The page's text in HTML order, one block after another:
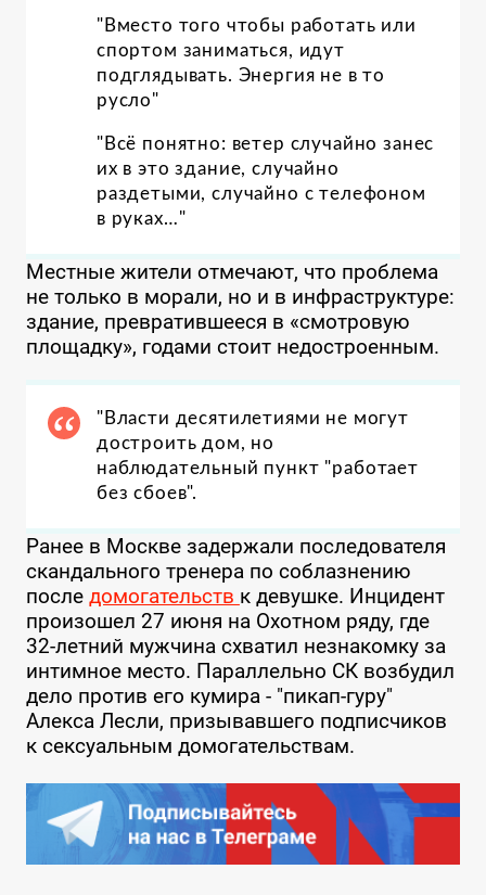
"Вместо того чтобы работать или
спортом заниматься, идут
подглядывать. Энергия не в то
русло"
"Всё понятно: ветер случайно занес
их в это здание, случайно
раздетыми, случайно с телефоном
в руках…"
Местные жители отмечают, что проблема
не только в морали, но и в инфраструктуре:
здание, превратившееся в «смотровую
площадку», годами стоит недостроенным.
"Власти десятилетиями не могут
достроить дом, но
наблюдательный пункт "работает
без сбоев".
Ранее в Москве задержали последователя
скандального тренера по соблазнению
после домогательств к девушке. Инцидент
произошел 27 июня на Охотном ряду, где
32-летний мужчина схватил незнакомку за
интимное место. Параллельно СК возбудил
дело против его кумира - "пикап-гуру"
Алекса Лесли, призывавшего подписчиков
к сексуальным домогательствам.